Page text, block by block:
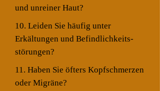
und unreiner Haut?
10. Leiden Sie häufig unter
Erkältungen und Befindlichkeits-
störungen?
11. Haben Sie öfters Kopfschmerzen
oder Migräne?